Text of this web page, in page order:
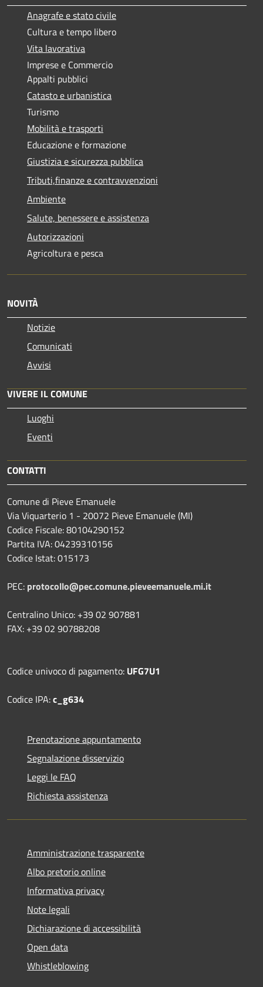
Anagrafe e stato civile
Cultura e tempo libero
Vita lavorativa
Imprese e Commercio
Appalti pubblici
Catasto e urbanistica
Turismo
Mobilità e trasporti
Educazione e formazione
Giustizia e sicurezza pubblica
Tributi,finanze e contravvenzioni
Ambiente
Salute, benessere e assistenza
Autorizzazioni
Agricoltura e pesca
NOVITÀ
Notizie
Comunicati
Avvisi
VIVERE IL COMUNE
Luoghi
Eventi
CONTATTI
Comune di Pieve Emanuele
Via Viquarterio 1 - 20072 Pieve Emanuele (MI)
Codice Fiscale: 80104290152
Partita IVA: 04239310156
Codice Istat: 015173
PEC: protocollo@pec.comune.pieveemanuele.mi.it
Centralino Unico: +39 02 907881
FAX: +39 02 90788208
Codice univoco di pagamento: UFG7U1
Codice IPA:c_g634
Prenotazione appuntamento
Segnalazione disservizio
Leggi le FAQ
Richiesta assistenza
Amministrazione trasparente
Albo pretorio online
Informativa privacy
Note legali
Dichiarazione di accessibilità
Open data
Whistleblowing